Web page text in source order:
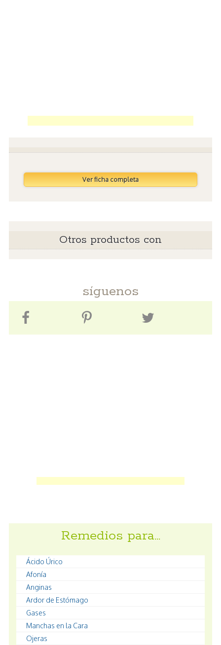
Ver ficha completa
Otros productos con
síguenos
Remedios para…
Ácido Úrico
Afonía
Anginas
Ardor de Estómago
Gases
Manchas en la Cara
Ojeras